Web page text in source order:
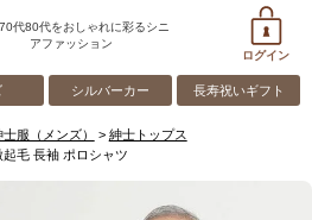
代80代をおしゃれに彩るシニ
アファッション
ログイン
シルバーカー 長寿祝いギフト
士服（メンズ）
紳士トップス
起毛 長袖 ポロシャツ